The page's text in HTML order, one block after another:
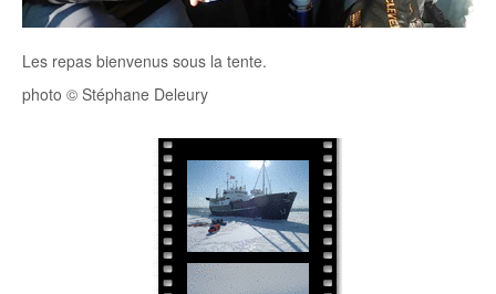
Les repas bienvenus sous la tente.
photo © Stéphane Deleury